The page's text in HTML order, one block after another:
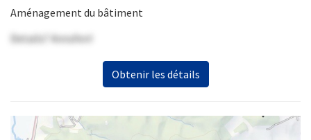
Aménagement du bâtiment
Details? Anrufen!
Obtenir les détails